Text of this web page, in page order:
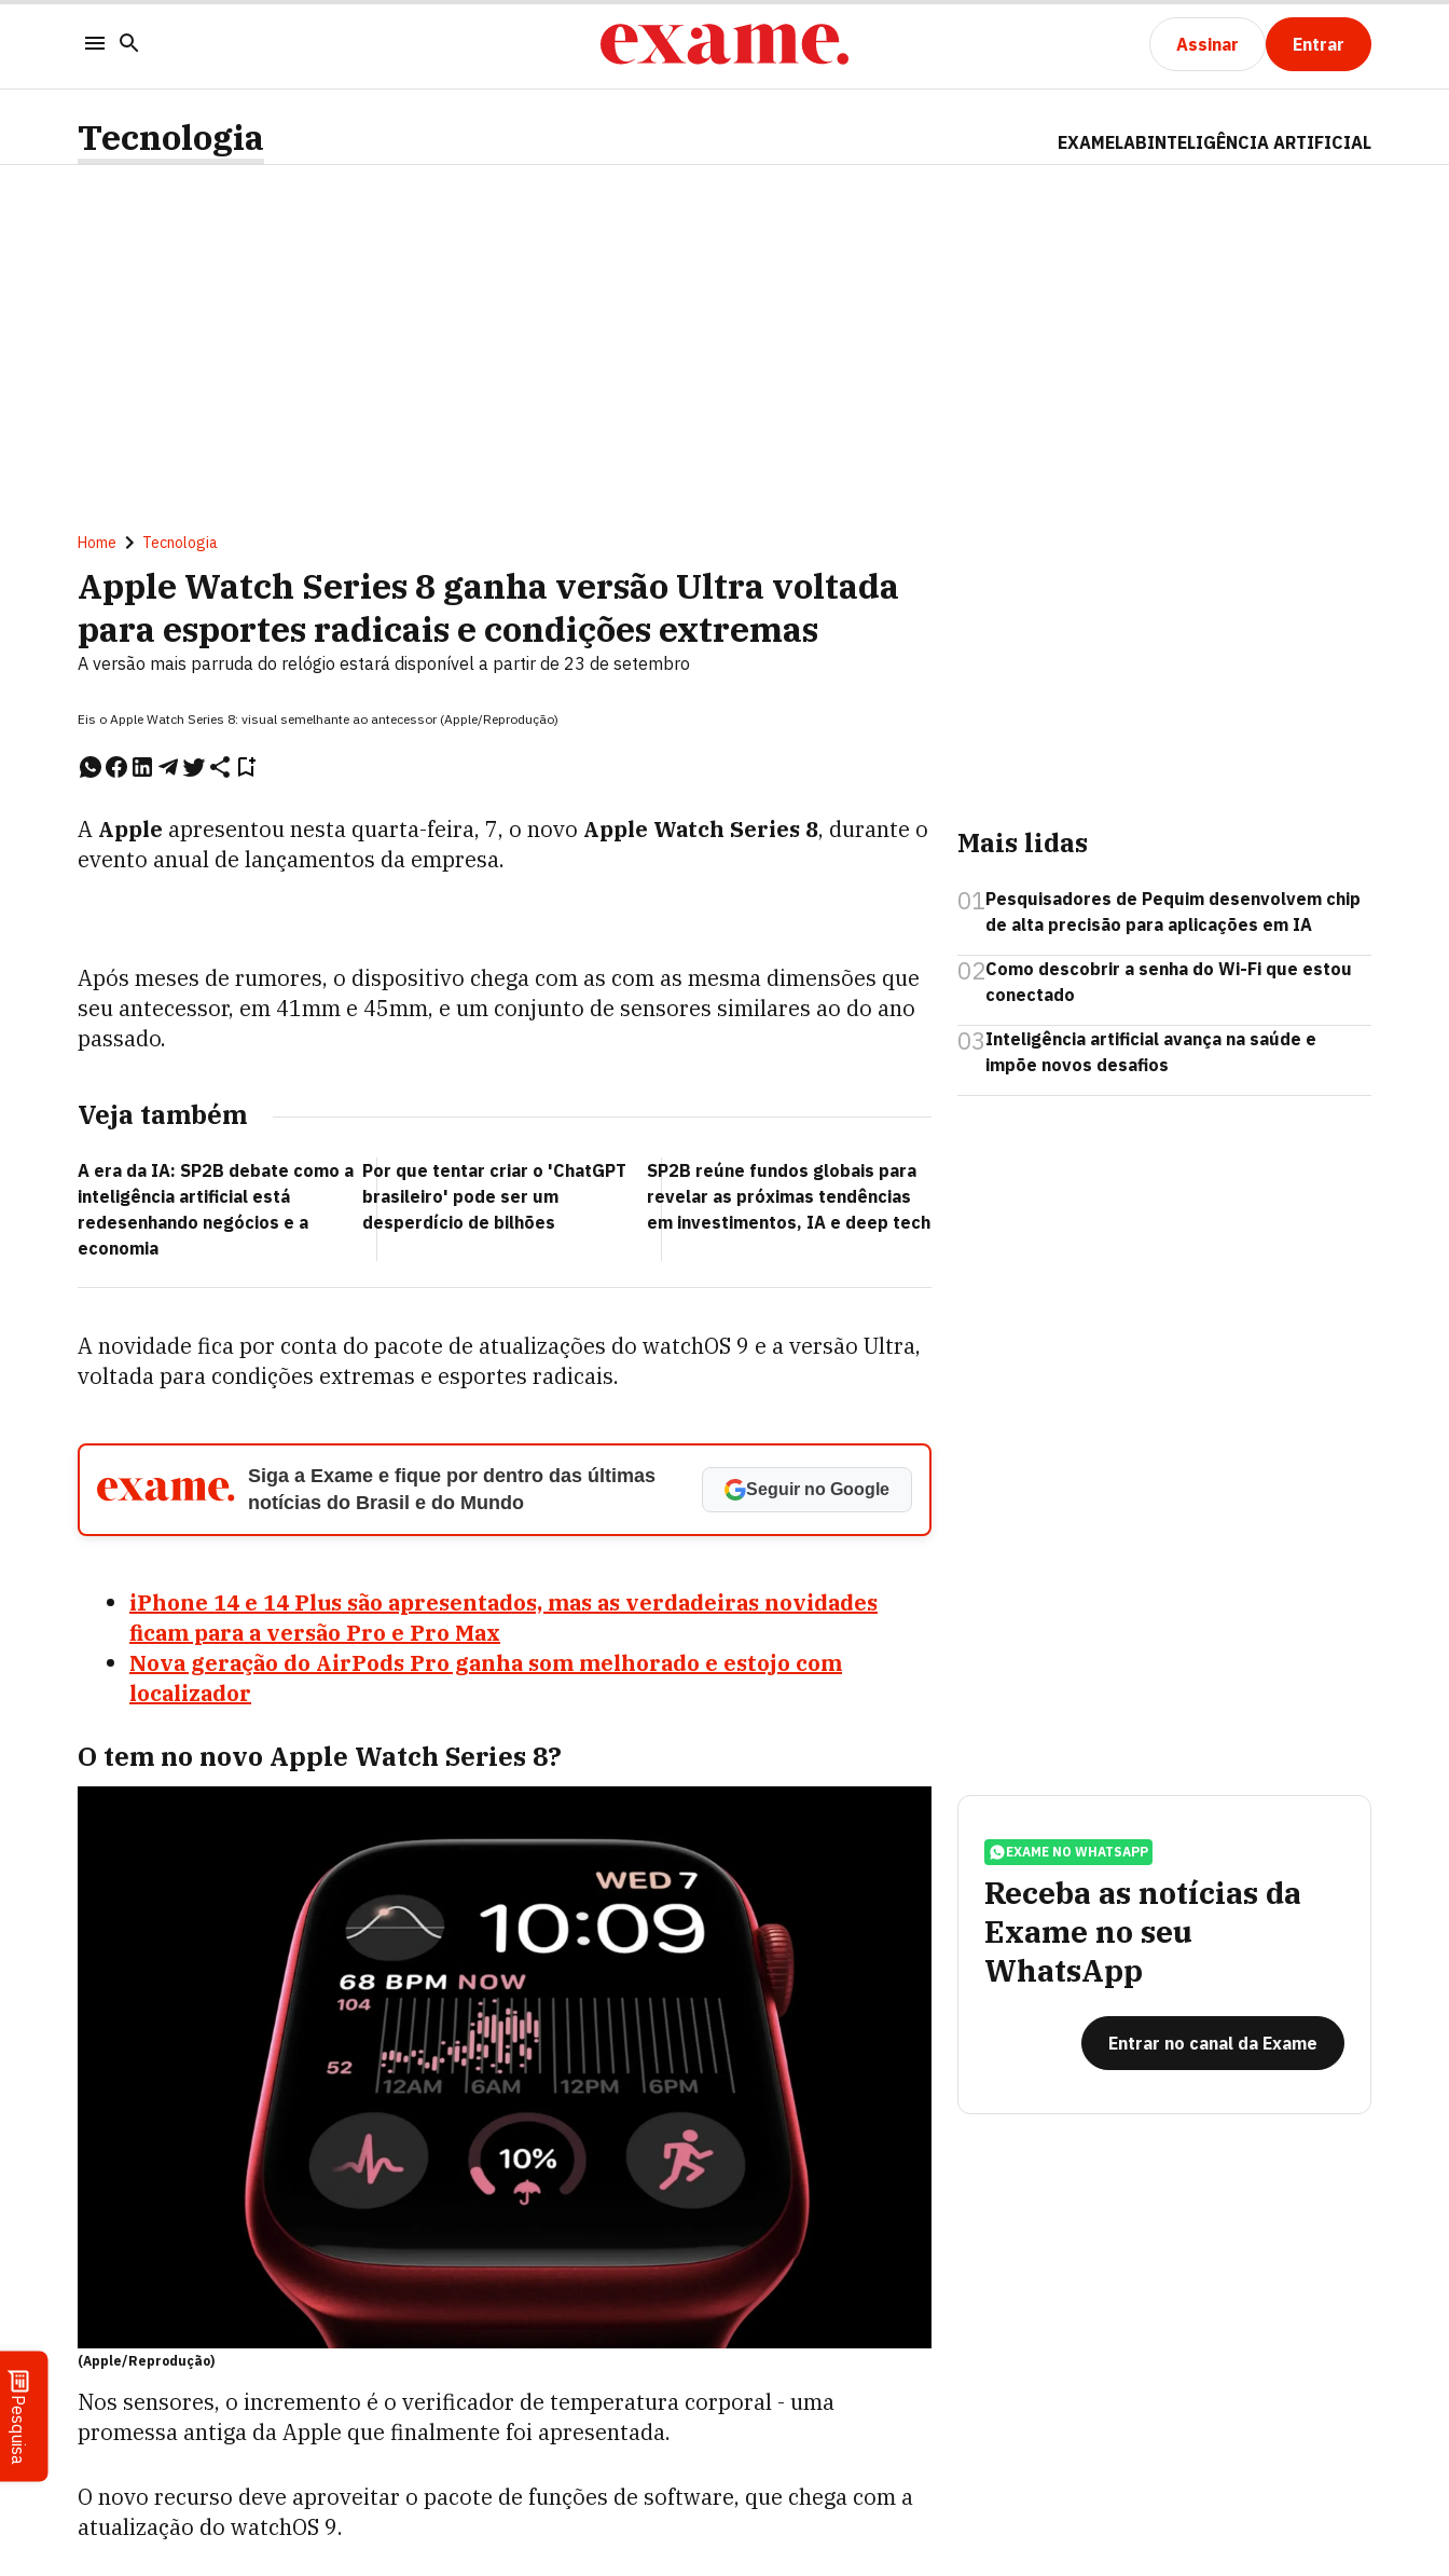
Assinar Entrar
Pesquisa
Tecnologia EXAMELABINTELIGÊNCIA ARTIFICIAL
Home Tecnologia
Apple Watch Series 8 ganha versão Ultra voltada
para esportes radicais e condições extremas
A versão mais parruda do relógio estará disponível a partir de 23 de setembro
Eis o Apple Watch Series 8: visual semelhante ao antecessor (Apple/Reprodução)
A Apple apresentou nesta quarta-feira, 7, o novo Apple Watch Series 8, durante o
evento anual de lançamentos da empresa.
Após meses de rumores, o dispositivo chega com as com as mesma dimensões que
seu antecessor, em 41mm e 45mm, e um conjunto de sensores similares ao do ano
passado.
Veja também
A era da IA: SP2B debate como a
inteligência artificial está
redesenhando negócios e a
economia
Por que tentar criar o 'ChatGPT
brasileiro' pode ser um
desperdício de bilhões
SP2B reúne fundos globais para
revelar as próximas tendências
em investimentos, IA e deep tech
A novidade fica por conta do pacote de atualizações do watchOS 9 e a versão Ultra,
voltada para condições extremas e esportes radicais.
Siga a Exame e fique por dentro das últimas
notícias do Brasil e do Mundo
Seguir no Google
iPhone 14 e 14 Plus são apresentados, mas as verdadeiras novidades
ficam para a versão Pro e Pro Max
Nova geração do AirPods Pro ganha som melhorado e estojo com
localizador
O tem no novo Apple Watch Series 8?
(Apple/Reprodução)
Nos sensores, o incremento é o verificador de temperatura corporal - uma
promessa antiga da Apple que finalmente foi apresentada.
O novo recurso deve aproveitar o pacote de funções de software, que chega com a
atualização do watchOS 9.
Mais lidas
01Pesquisadores de Pequim desenvolvem chip
de alta precisão para aplicações em IA
02Como descobrir a senha do Wi-Fi que estou
conectado
03Inteligência artificial avança na saúde e
impõe novos desafios
EXAME NO WHATSAPP
Receba as notícias da
Exame no seu
WhatsApp
Entrar no canal da Exame